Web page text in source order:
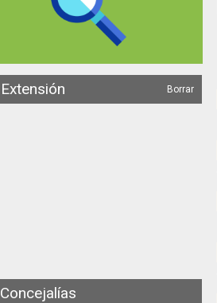
Extensión Borrar
Concejalías